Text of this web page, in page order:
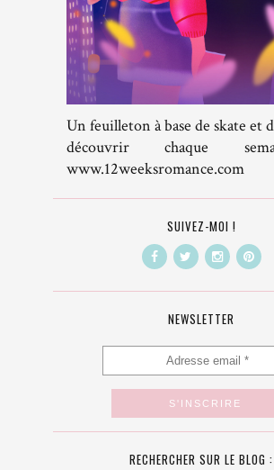
Un feuilleton à base de skate et
découvrir chaque
www.12weeksromance.com
SUIVEZ-MOI !
NEWSLETTER
RECHERCHER SUR LE BLOG :